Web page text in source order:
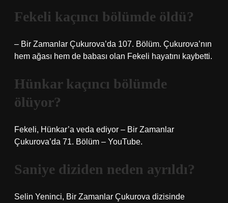
Fekeli kaçıncı bölümde öldü?
– Bir Zamanlar Çukurova’da 107. Bölüm. Çukurova’nın
hem ağası hem de babası olan Fekeli hayatını kaybetti.
Hünkar kaçıncı bölümde
ölüyor?
Fekeli, Hünkar’a veda ediyor – Bir Zamanlar
Çukurova’da 71. Bölüm – YouTube.
Saniye diziden neden ayrıldı?
Selin Yeninci, Bir Zamanlar Çukurova dizisinde